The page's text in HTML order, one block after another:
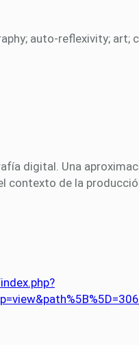
auto-reflexivity; art;
digital. Una
contexto de la